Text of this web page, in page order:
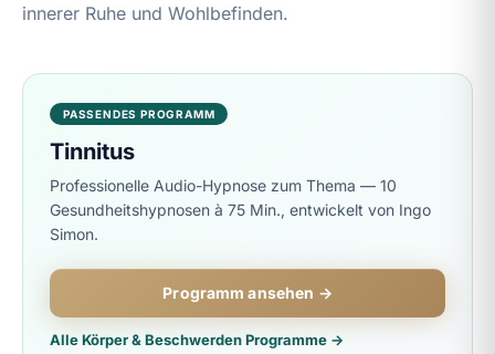
innerer Ruhe und Wohlbefinden.
PASSENDES PROGRAMM
Tinnitus
Professionelle Audio-Hypnose zum Thema — 10
Gesundheitshypnosen à 75 Min., entwickelt von Ingo
Simon.
Programm ansehen →
Alle Körper & Beschwerden Programme →